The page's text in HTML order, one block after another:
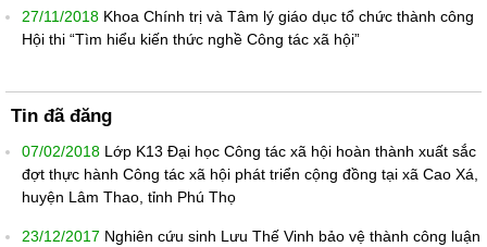
27/11/2018 Khoa Chính trị và Tâm lý giáo dục tổ chức thành công
Hội thi “Tìm hiểu kiến thức nghề Công tác xã hội”
Tin đã đăng
07/02/2018 Lớp K13 Đại học Công tác xã hội hoàn thành xuất sắc
đợt thực hành Công tác xã hội phát triển cộng đồng tại xã Cao Xá,
huyện Lâm Thao, tỉnh Phú Thọ
23/12/2017 Nghiên cứu sinh Lưu Thế Vinh bảo vệ thành công luận